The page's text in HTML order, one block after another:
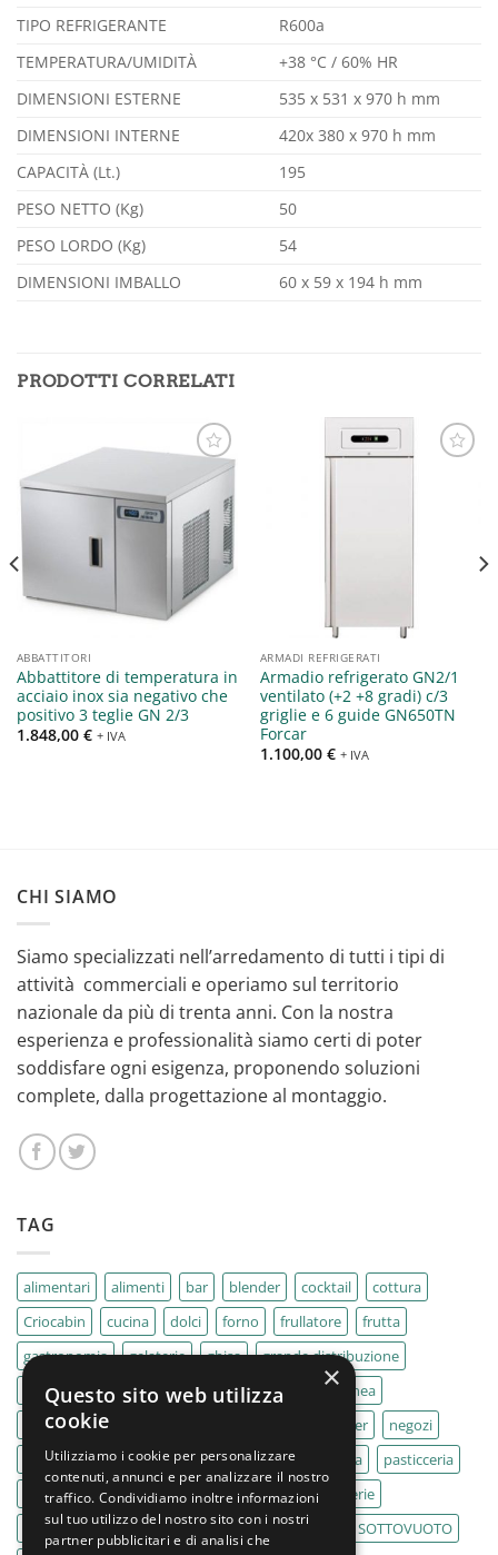
TIPO REFRIGERANTE
R600a
TEMPERATURA/UMIDITÀ
+38 °C / 60% HR
DIMENSIONI ESTERNE
535 x 531 x 970 h mm
DIMENSIONI INTERNE
420x 380 x 970 h mm
CAPACITÀ (Lt.)
195
PESO NETTO (Kg)
50
PESO LORDO (Kg)
54
DIMENSIONI IMBALLO
60 x 59 x 194 h mm
PRODOTTI CORRELATI
Aggiungi
alla lista
dei
desideri
ABBATTITORI
Abbattitore di temperatura in
acciaio inox sia negativo che
positivo 3 teglie GN 2/3
1.848,00 € + IVA
ARMADI REFRIGERATI
Armadio refrigerato GN2/1
ventilato (+2 +8 gradi) c/3
griglie e 6 guide GN650TN
Forcar
1.100,00 € + IVA
CHI SIAMO
Siamo specializzati nell’arredamento di tutti i tipi di
attività commerciali e operiamo sul territorio
nazionale da più di trenta anni. Con la nostra
esperienza e professionalità siamo certi di poter
soddisfare ogni esigenza, proponendo soluzioni
complete, dalla progettazione al montaggio.
TAG
alimentari alimenti bar blender cocktail
cottura
Criocabin
cucina dolci forno frullatore
frutta
gastronomia
gelaterie ghisa
grande distribuzione
IMPASTATRICE
impastatrici kebab
La Felsinea
MACELLERIA
mixer
negozi
Outlet
pane panifici panificio paninoteca
pasticceria
pasticcerie
pescherie pizza pizzeria
pizzerie
PLANETARIA
pub ristoranti ristorazione
SOTTOVUOTO
×
Questo sito web utilizza
cookie
Utilizziamo i cookie per personalizzare
contenuti, annunci e per analizzare il nostro
traffico. Condividiamo inoltre informazioni
sul tuo utilizzo del nostro sito con i nostri
partner pubblicitari e di analisi che